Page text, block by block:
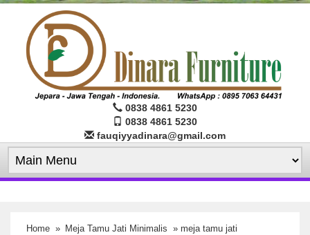
0838 4861 5230
0838 4861 5230
fauqiyyadinara@gmail.com
Home » Meja Tamu Jati Minimalis » meja tamu jati